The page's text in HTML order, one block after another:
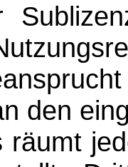
den
räumt